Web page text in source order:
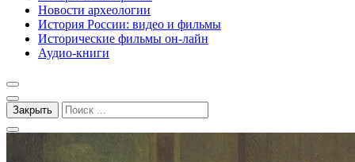
Новости археологии
История России: видео и фильмы
Исторические фильмы он-лайн
Аудио-книги
Закрыть